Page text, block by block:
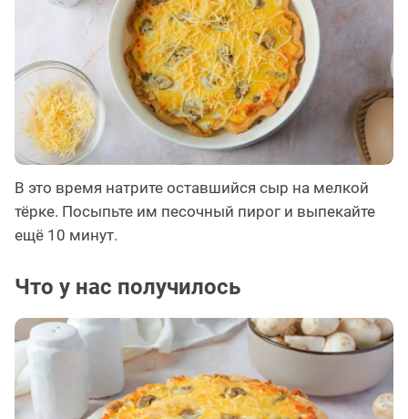
В это время натрите оставшийся сыр на мелкой
тёрке. Посыпьте им песочный пирог и выпекайте
ещё 10 минут.
Что у нас получилось